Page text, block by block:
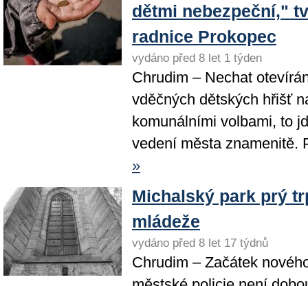
dětmi nebezpeční,"
radnice Prokopec
vydáno před 8 let 1 týden
Chrudim – Nechat
vděčných dětských hřišť
komunálními volbami, to
vedení města znamenitě.
»
Michalský park prý
mládeže
vydáno před 8 let 17 týdnů
Chrudim – Začátek